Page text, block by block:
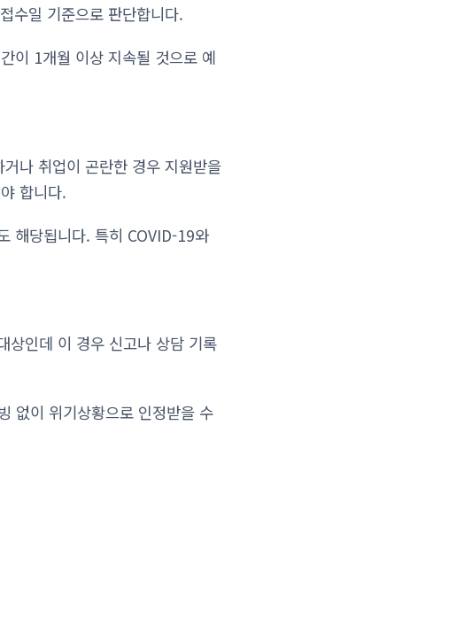
수일 기준으로 판단합니다.
이 1개월 이상 지속될 것으로 예
나 취업이 곤란한 경우 지원받을
합니다.
해당됩니다. 특히 COVID-19와
상인데 이 경우 신고나 상담 기록
없이 위기상황으로 인정받을 수